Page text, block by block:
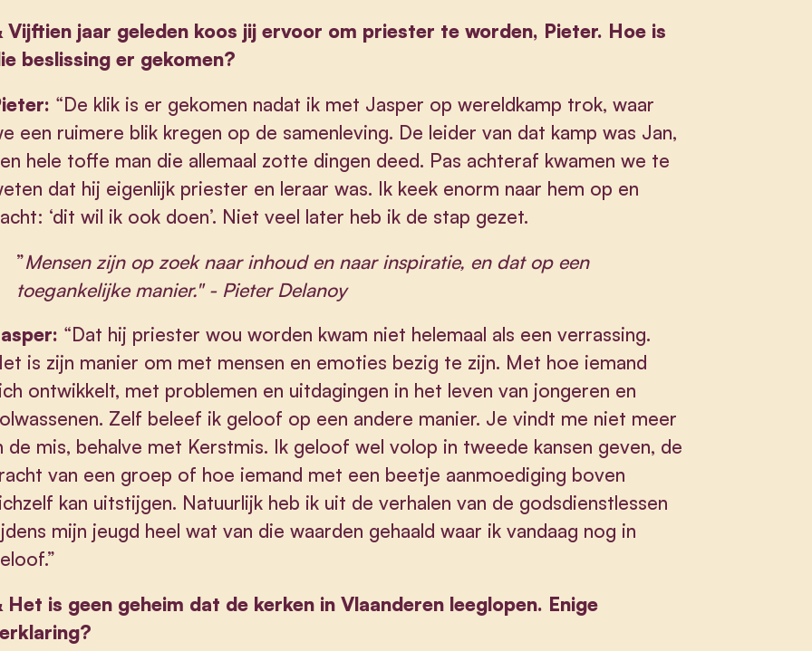
Vijftien jaar geleden koos jij ervoor om priester te worden, Pieter. Hoe is
beslissing er gekomen?
“De klik is er gekomen nadat ik met Jasper op wereldkamp trok, waar
een ruimere blik kregen op de samenleving. De leider van dat kamp was Jan,
hele toffe man die allemaal zotte dingen deed. Pas achteraf kwamen we te
dat hij eigenlijk priester en leraar was. Ik keek enorm naar hem op en
‘dit wil ik ook doen’. Niet veel later heb ik de stap gezet.
”Mensen zijn op zoek naar inhoud en naar inspiratie, en dat op een
toegankelijke manier." - Pieter Delanoy
“Dat hij priester wou worden kwam niet helemaal als een verrassing.
is zijn manier om met mensen en emoties bezig te zijn. Met hoe iemand
ontwikkelt, met problemen en uitdagingen in het leven van jongeren en
Zelf beleef ik geloof op een andere manier. Je vindt me niet meer
de mis, behalve met Kerstmis. Ik geloof wel volop in tweede kansen geven, de
van een groep of hoe iemand met een beetje aanmoediging boven
kan uitstijgen. Natuurlijk heb ik uit de verhalen van de godsdienstlessen
mijn jeugd heel wat van die waarden gehaald waar ik vandaag nog in
Het is geen geheim dat de kerken in Vlaanderen leeglopen. Enige